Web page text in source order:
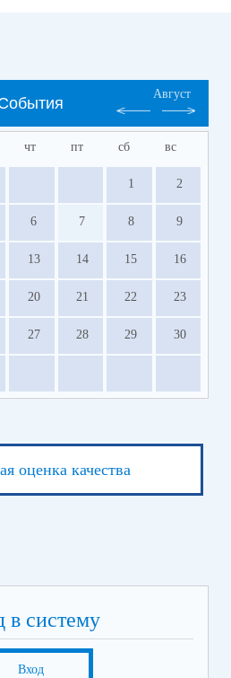
Август
чт пт сб вс
1 2
6 7 8 9
13 14 15 16
20 21 22 23
27 28 29 30
оценка качества
в систему
Вход